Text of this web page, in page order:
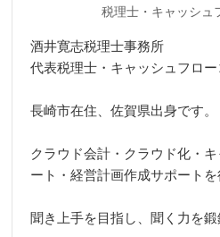
税理士・キャッシュ
酒井寛志税理士事務所
代表税理士・キャッシュフロ
長崎市在住、佐賀県出身です。
クラウド会計・クラウド化・
ート・経営計画作成サポートを
聞き上手を目指し、聞く力を鍛